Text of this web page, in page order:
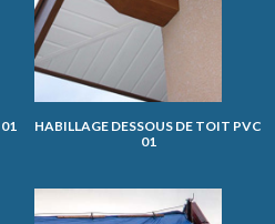
HABILLAGE DESSOUS DE TOIT PVC
01